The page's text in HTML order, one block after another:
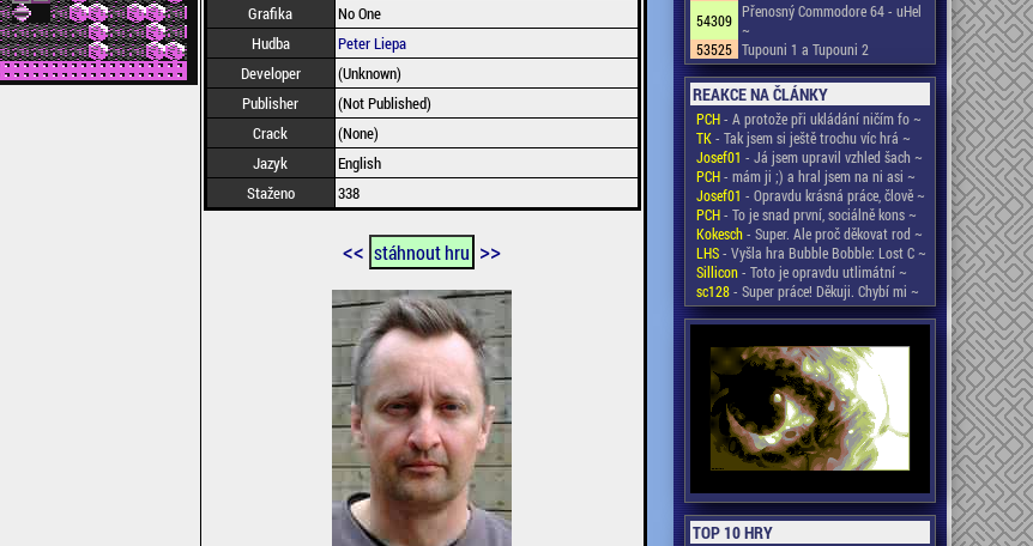
Grafika
No One
Hudba
Peter Liepa
Developer
(Unknown)
Publisher
(Not Published)
Crack
(None)
Jazyk
English
Staženo
338
<< stáhnout hru >>
54309 Přenosný Commodore 64 - uHel
~
53525 Tupouni 1 a Tupouni 2
REAKCE NA ČLÁNKY
PCH- A protože při ukládání ničím fo ~
TK- Tak jsem si ještě trochu víc hrá ~
Josef01 - Já jsem upravil vzhled šach ~
PCH- mám ji ;) a hral jsem na ni asi ~
Josef01 - Opravdu krásná práce, člově ~
PCH- To je snad první, sociálně kons ~
Kokesch- Super. Ale proč děkovat rod ~
LHS- Vyšla hra Bubble Bobble: Lost C ~
Sillicon- Toto je opravdu utlimátní ~
sc128- Super práce! Děkuji. Chybí mi ~
TOP 10 HRY